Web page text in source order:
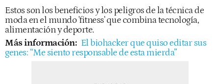
Estos son los beneficios y los peligros de la técnica de
moda en el mundo 'fitness' que combina tecnología,
alimentación y deporte.
Más información: El biohacker que quiso editar sus
genes: “Me siento responsable de esta mierda”